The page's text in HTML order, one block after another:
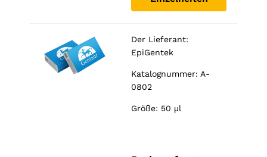
Der Lieferant:
EpiGentek
Katalognummer: A-
0802
Größe: 50 μl
bestmöglich
diese
Cookies
gehen
der Website